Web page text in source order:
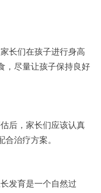
长们在孩子进行身高
，尽量让孩子保持良好
后，家长们应该认真
治疗方案。
发育是一个自然过